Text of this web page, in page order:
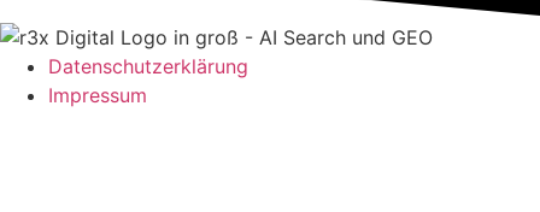
Datenschutzerklärung
Impressum